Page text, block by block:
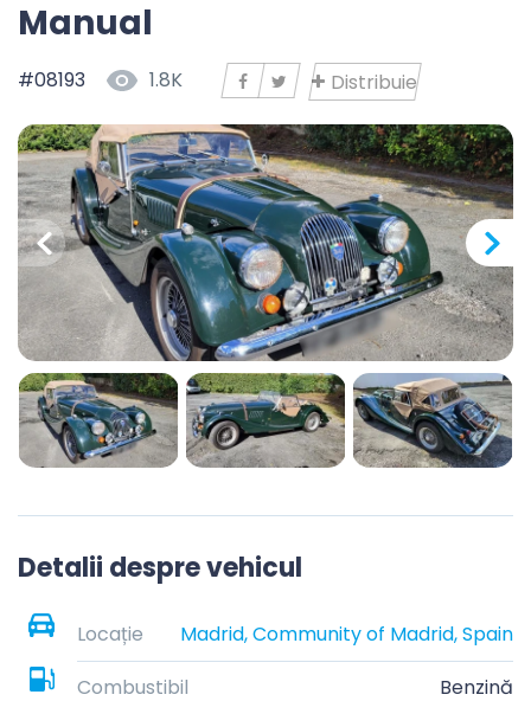
Manual
#08193 1.8K Distribuie
Detalii despre vehicul
Locație
Madrid, Community of Madrid, Spain
Combustibil
Benzină